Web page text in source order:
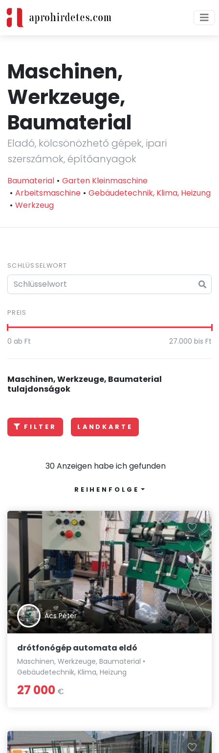
Maschinen,
Werkzeuge,
Baumaterial
Eladó, kölcsönözhető gépek, ipari
szerszámok, építőanyagok
Baumaterial
Garten Kleinmaschine
Arbeitsmaschine
Gebäudetechnik, Klima, Heizung
Werkzeug
SCHLÜSSELWORT
PREIS
0 ab Ft 27.000 bis Ft
Maschinen, Werkzeuge, Baumaterial
tulajdonságok
FILTER LANDKARTE
30 Anzeigen habe ich gefunden
REIHENFOLGE
Ács Péter
drótfonógép automata eldó
Maschinen, Werkzeuge, Baumaterial •
Gebäudetechnik, Klima, Heizung
27 000 €